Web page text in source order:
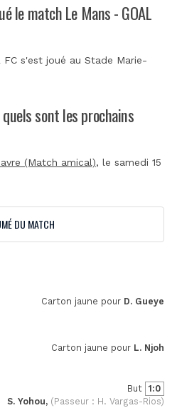
le match Le Mans - GOAL
s'est joué au Stade Marie-
sont les prochains
(Match amical), le samedi 15
DU MATCH
Carton jaune pour D. Gueye
Carton jaune pour L. Njoh
But 1:0
S. Yohou, (Passeur : H. Vargas-Rios)